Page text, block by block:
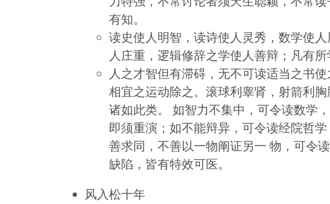
有知。
读史使人明智，读诗使人灵秀，数学使
人庄重，逻辑修辞之学使人善辩；凡有所
人之才智但有滞碍，无不可读适当之书
相宜之运动除之。滚球利睾肾，射箭利
诸如此类。 如智力不集中，可令读数学
即须重演；如不能辩异，可令读经院哲
善求同，不善以一物阐证另一 物，可令
缺陷，皆有特效可医。
风入松十年